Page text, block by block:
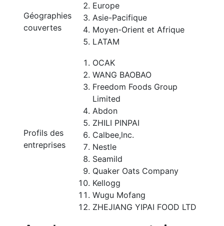
Géographies
couvertes
Europe
Asie-Pacifique
Moyen-Orient et Afrique
LATAM
Profils des
entreprises
OCAK
WANG BAOBAO
Freedom Foods Group
Limited
Abdon
ZHILI PINPAI
Calbee,lnc.
Nestle
Seamild
Quaker Oats Company
Kellogg
Wugu Mofang
ZHEJIANG YIPAI FOOD LTD